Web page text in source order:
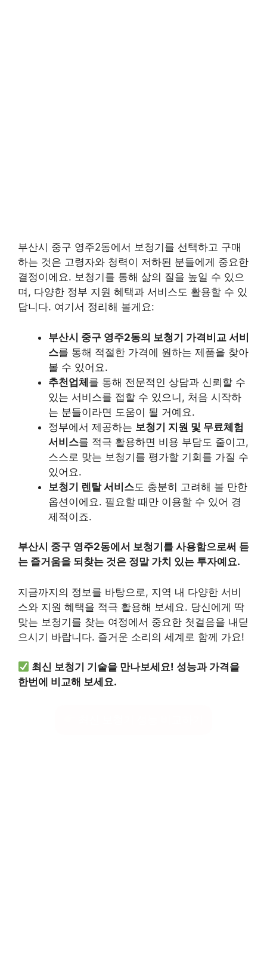
부산시 중구 영주2동에서 보청기를 선택하고 구매
하는 것은 고령자와 청력이 저하된 분들에게 중요한
결정이에요. 보청기를 통해 삶의 질을 높일 수 있으
며, 다양한 정부 지원 혜택과 서비스도 활용할 수 있
답니다. 여기서 정리해 볼게요:
부산시 중구 영주2동의 보청기 가격비교 서비
스를 통해 적절한 가격에 원하는 제품을 찾아
볼 수 있어요.
추천업체를 통해 전문적인 상담과 신뢰할 수
있는 서비스를 접할 수 있으니, 처음 시작하
는 분들이라면 도움이 될 거예요.
정부에서 제공하는 보청기 지원 및 무료체험
서비스를 적극 활용하면 비용 부담도 줄이고,
스스로 맞는 보청기를 평가할 기회를 가질 수
있어요.
보청기 렌탈 서비스도 충분히 고려해 볼 만한
옵션이에요. 필요할 때만 이용할 수 있어 경
제적이죠.
부산시 중구 영주2동에서 보청기를 사용함으로써 듣
는 즐거움을 되찾는 것은 정말 가치 있는 투자예요.
지금까지의 정보를 바탕으로, 지역 내 다양한 서비
스와 지원 혜택을 적극 활용해 보세요. 당신에게 딱
맞는 보청기를 찾는 여정에서 중요한 첫걸음을 내딛
으시기 바랍니다. 즐거운 소리의 세계로 함께 가요!
최신 보청기 기술을 만나보세요! 성능과 가격을
한번에 비교해 보세요.